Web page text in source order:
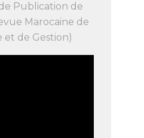
Publication de
Marocaine de
et de Gestion)